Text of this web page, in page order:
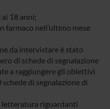
ai 18 anni;
farmaco nell’ultimo mese
da intervistare è stato
di schede di segnalazione
a raggiungere gli obiettivi
di segnalazione di
letteratura riguardanti